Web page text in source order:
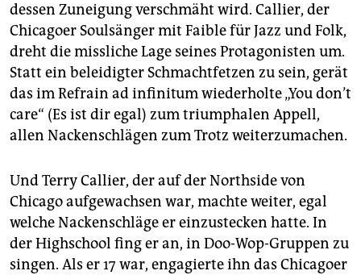
epaper login
dessen Zuneigung verschmäht wird. Callier, der
Chicagoer Soulsänger mit Faible für Jazz und Folk,
dreht die missliche Lage seines Protagonisten um.
Statt ein beleidigter Schmachtfetzen zu sein, gerät
das im Refrain ad infinitum wiederholte „You don’t
care“ (Es ist dir egal) zum triumphalen Appell,
allen Nackenschlägen zum Trotz weiterzumachen.
Und Terry Callier, der auf der Northside von
Chicago aufgewachsen war, machte weiter, egal
welche Nackenschläge er einzustecken hatte. In
der Highschool fing er an, in Doo-Wop-Gruppen zu
singen. Als er 17 war, engagierte ihn das Chicagoer